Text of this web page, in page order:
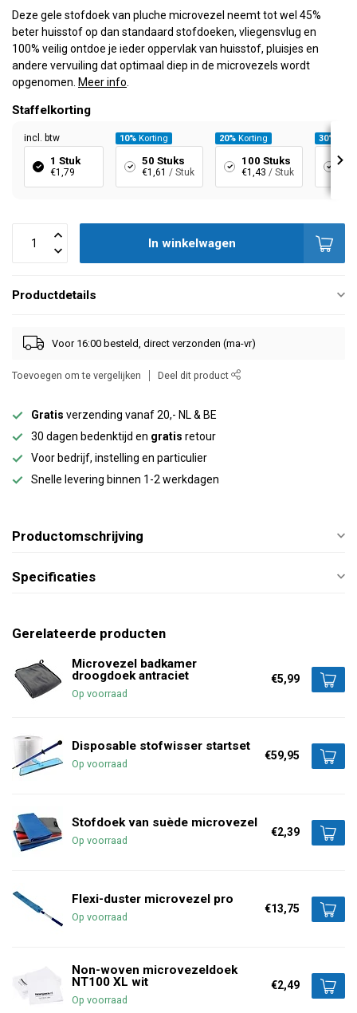
Deze gele stofdoek van pluche microvezel neemt tot wel 45%
beter huisstof op dan standaard stofdoeken, vliegensvlug en
100% veilig ontdoe je ieder oppervlak van huisstof, pluisjes en
andere vervuiling dat optimaal diep in de microvezels wordt
opgenomen. Meer info
Staffelkorting
incl. btw
1 Stuk
€1,79
10% Korting
50 Stuks
€1,61 / Stuk
20% Korting
100 Stuks
€1,43 / Stuk
30%
In winkelwagen
Productdetails
Voor 16:00 besteld, direct verzonden (ma-vr)
Toevoegen om te vergelijken Deel dit product
Gratis verzending vanaf 20,- NL & BE
30 dagen bedenktijd en gratis retour
Voor bedrijf, instelling en particulier
Snelle levering binnen 1-2 werkdagen
Productomschrijving
Specificaties
Gerelateerde producten
Microvezel badkamer
droogdoek antraciet
Op voorraad
€5,99
Disposable stofwisser startset
Op voorraad
€59,95
Stofdoek van suède microvezel
Op voorraad
€2,39
Flexi-duster microvezel pro
Op voorraad
€13,75
Non-woven microvezeldoek
NT100 XL wit
Op voorraad
€2,49